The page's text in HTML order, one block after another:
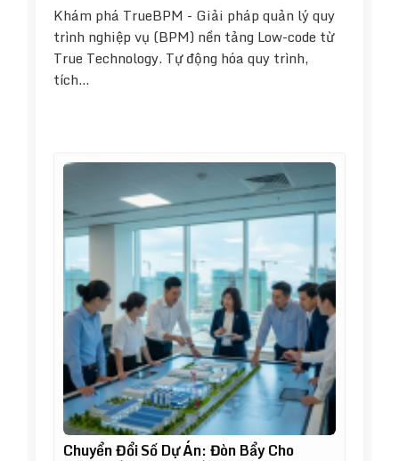
Khám phá TrueBPM - Giải pháp quản lý quy
trình nghiệp vụ (BPM) nền tảng Low-code từ
True Technology. Tự động hóa quy trình,
tích…
Chuyển Đổi Số Dự Án: Đòn Bẩy Cho